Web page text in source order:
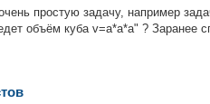
простую задачу, например
объём куба v=a*a*a" ? Заранее